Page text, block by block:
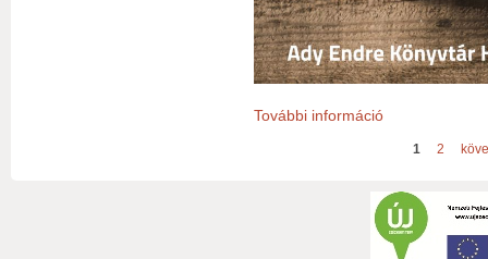
További információ
1 2